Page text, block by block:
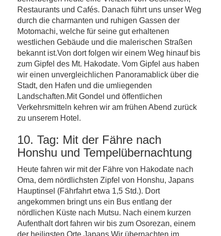
Restaurants und Cafés. Danach führt uns unser Weg
durch die charmanten und ruhigen Gassen der
Motomachi, welche für seine gut erhaltenen
westlichen Gebäude und die malerischen Straßen
bekannt ist.Von dort folgen wir einem Weg hinauf bis
zum Gipfel des Mt. Hakodate. Vom Gipfel aus haben
wir einen unvergleichlichen Panoramablick über die
Stadt, den Hafen und die umliegenden
Landschaften.Mit Gondel und öffentlichen
Verkehrsmitteln kehren wir am frühen Abend zurück
zu unserem Hotel.
10. Tag: Mit der Fähre nach
Honshu und Tempelübernachtung
Heute fahren wir mit der Fähre von Hakodate nach
Oma, dem nördlichsten Zipfel von Honshu, Japans
Hauptinsel (Fährfahrt etwa 1,5 Std.). Dort
angekommen bringt uns ein Bus entlang der
nördlichen Küste nach Mutsu. Nach einem kurzen
Aufenthalt dort fahren wir bis zum Osorezan, einem
der heiligsten Orte Japans.Wir übernachten im